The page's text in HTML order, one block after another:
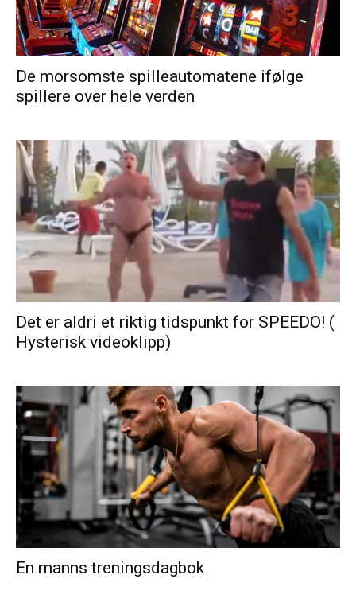
De morsomste spilleautomatene ifølge
spillere over hele verden
Det er aldri et riktig tidspunkt for SPEEDO! (
Hysterisk videoklipp)
En manns treningsdagbok